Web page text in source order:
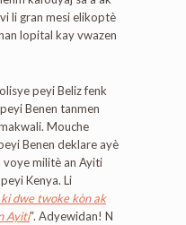
li gran mesi elikoptè
lopital kay vwazen
peyi Beliz fenk
Benen tanmen
Mouche
Benen deklare ayè
voye militè an Ayiti
Kenya. Li
dwe twoke kòn ak
Ayiti“. Adyewidan! N